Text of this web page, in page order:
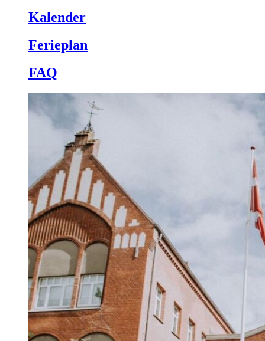
Kalender
Ferieplan
FAQ